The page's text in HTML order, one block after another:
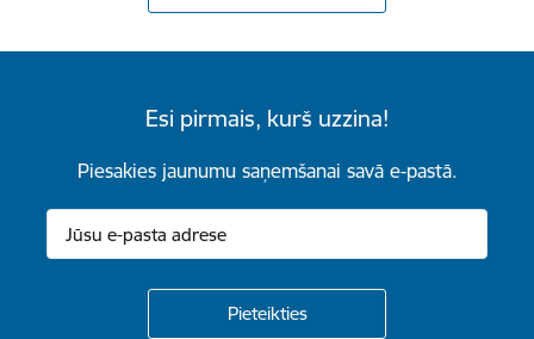
Esi pirmais, kurš uzzina!
Piesakies jaunumu saņemšanai savā e-pastā.